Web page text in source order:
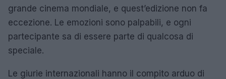
grande cinema mondiale, e quest’edizione non fa
eccezione. Le emozioni sono palpabili, e ogni
partecipante sa di essere parte di qualcosa di
speciale.
Le giurie internazionali hanno il compito arduo di